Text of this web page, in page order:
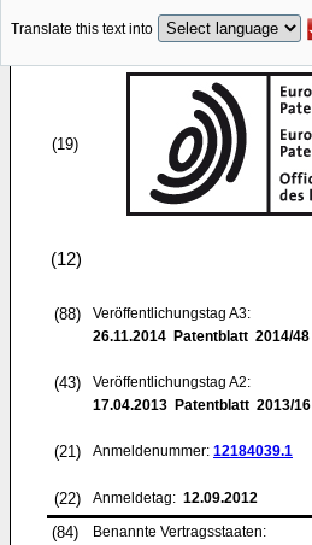
Translate this text into
(19)
(12)
(88)
Veröffentlichungstag A3:
26.11.2014 Patentblatt 2014/48
(43)
Veröffentlichungstag A2:
17.04.2013 Patentblatt 2013/16
(21) Anmeldenummer: 12184039.1
(22) Anmeldetag: 12.09.2012
(84)
Benannte Vertragsstaaten: